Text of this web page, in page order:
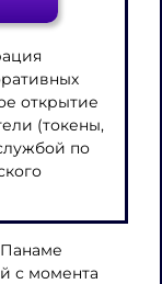
открытие
(токены,
по
с момента